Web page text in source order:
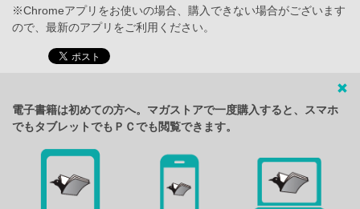
※Chromeアプリをお使いの場合、購入できない場合がございます
ので、最新のアプリをご利用ください。
電子書籍は初めての方へ。マガストアで一度購入すると、スマホ
でもタブレットでもＰＣでも閲覧できます。